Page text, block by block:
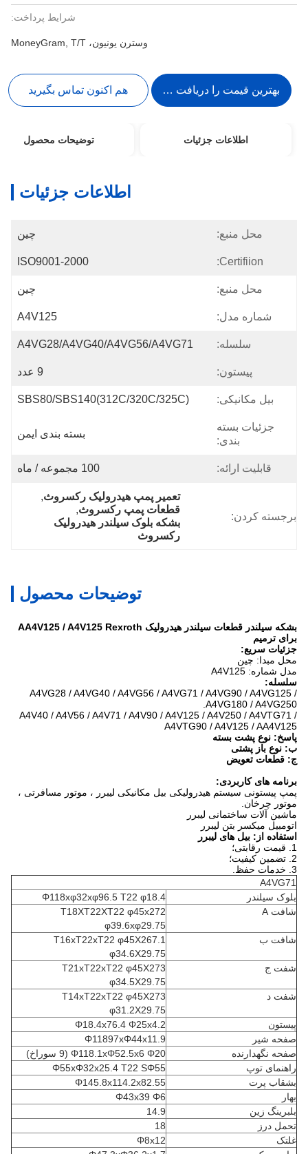
شرایط پرداخت:
وسترن یونیون، MoneyGram, T/T
بهترین قیمت را دریافت کنید هم اکنون تماس بگیرید
اطلاعات جزئیات توضیحات محصول
اطلاعات جزئیات
محل منبع: چين
Certifiion:
ISO9001-2000
محل منبع: چین
شماره مدل: A4V125
سلسله: A4VG28/A4VG40/A4VG56/A4VG71
پیستون:
بیل مکانیکی: SBS80/SBS140(312C/320C/325C)
جزئیات بسته
بندی:
بسته بندی ایمن
قابلیت ارائه: 100 مجموعه / ماه
برجسته کردن:
تعمیر پمپ هیدرولیک رکسروث,
قطعات پمپ رکسروث,
بشکه بلوک سیلندر هیدرولیک
رکسروث
توضیحات محصول
بشکه سیلندر قطعات سیلندر هیدرولیک AA4V125 / A4V125 Rexroth
برای ترمیم
جزئیات سریع:
محل مبدا: چین
مدل شماره: A4V125
سلسله:
A4VG28 / A4VG40 / A4VG56 / A4VG71 / A4VG90 / A4VG125 /
A4VG180 / A4VG250.
A4V40 / A4V56 / A4V71 / A4V90 / A4V125 / A4V250 / A4VTG71 /
A4VTG90 / A4V125 / AA4V125
پاسخ: نوع پشت بسته
ب: نوع باز پشتی
ج: قطعات تعویض
برنامه های کاربردی:
پمپ پیستونی سیستم هیدرولیکی بیل مکانیکی لیبرر ، موتور مسافرتی ،
موتور چرخان.
ماشین آلات ساختمانی لیبرر
اتومبیل میکسر بتن لیبرر
استفاده از: بیل های لیبرر
A4VG71
بلوک سیلندر
Φ118xφ32xφ96.5 T22 φ18.4
شافت A
T18XT22XT22 φ45x272
φ39.6xφ29.75
شافت ب
T16xT22xT22 φ45X267.1
φ34.6X29.75
شفت ج
T21xT22xT22 φ45X273
φ34.5X29.75
شفت د
T14xT22xT22 φ45X273
φ31.2X29.75
پیستون
Φ18.4x76.4 Φ25x4.2
صفحه شیر
Φ11897xΦ44x11.9
صفحه نگهدارنده
Φ118.1xΦ52.5x6 Φ20 (9 سوراخ)
راهنمای توپ
Φ55xΦ32x25.4 T22 SΦ55
بشقاب پرت
Φ145.8x114.2x82.55
بهار
Φ43x39 Φ6
بلبرینگ زین
14.9
تحمل درز
18
غلتک
Φ8x12